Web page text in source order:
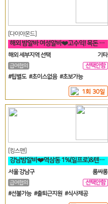
[다이아몬드]
해외 밤알바 여성알바❤️고수익! 목돈 마련의 꿈! 미국에서 이루세요❤️
해외 세부지역 선택
기타
급여협의
선택안함
#팁별도 #초이스없음 #초보가능
1회 30일
[킹스맨]
강남밤알바❤️역삼동 1%(일프로)&텐프로 직영 강남 1등❤️
서울 강남구
룸싸롱
급여협의
선택안함
#선불가능 #출퇴근지원 #식사제공